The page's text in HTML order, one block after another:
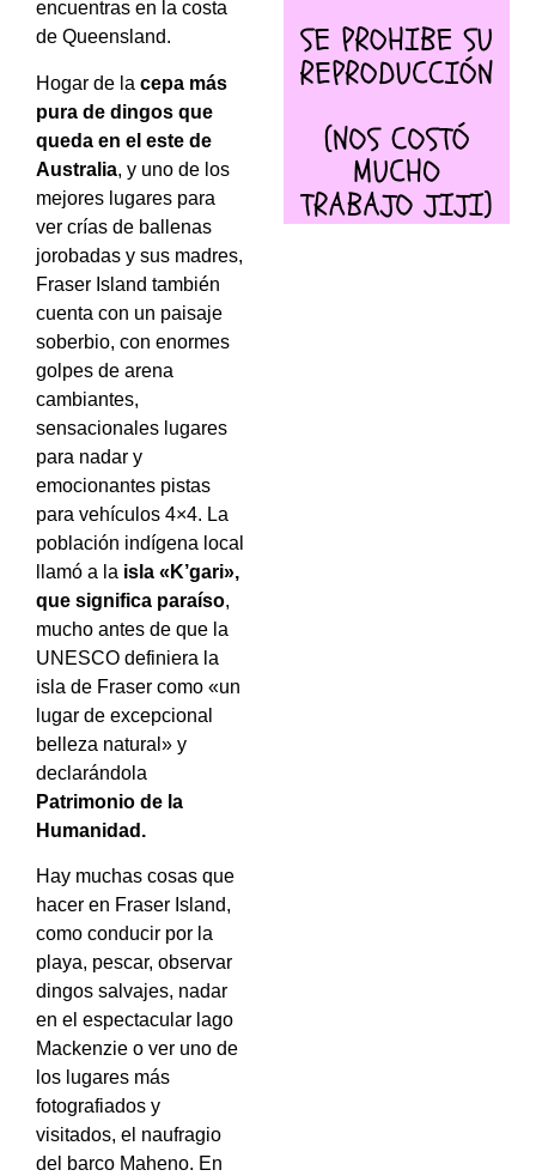
encuentras en la costa
de Queensland.
Hogar de la cepa más
pura de dingos que
queda en el este de
Australia, y uno de los
mejores lugares para
ver crías de ballenas
jorobadas y sus madres,
Fraser Island también
cuenta con un paisaje
soberbio, con enormes
golpes de arena
cambiantes,
sensacionales lugares
para nadar y
emocionantes pistas
para vehículos 4×4. La
población indígena local
llamó a la isla «K’gari»,
que significa paraíso,
mucho antes de que la
UNESCO definiera la
isla de Fraser como «un
lugar de excepcional
belleza natural» y
declarándola
Patrimonio de la
Humanidad.
Hay muchas cosas que
hacer en Fraser Island,
como conducir por la
playa, pescar, observar
dingos salvajes, nadar
en el espectacular lago
Mackenzie o ver uno de
los lugares más
fotografiados y
visitados, el naufragio
del barco Maheno. En